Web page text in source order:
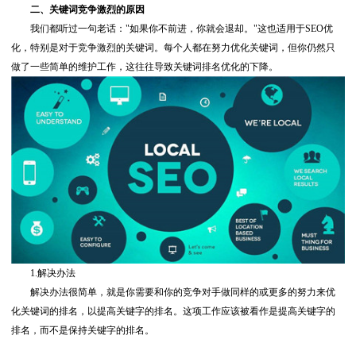
二、关键词竞争激烈的原因
我们都听过一句老话："如果你不前进，你就会退却。"这也适用于SEO优
化，特别是对于竞争激烈的关键词。每个人都在努力优化关键词，但你仍然只
做了一些简单的维护工作，这往往导致关键词排名优化的下降。
1.解决办法
解决办法很简单，就是你需要和你的竞争对手做同样的或更多的努力来优
化关键词的排名，以提高关键字的排名。这项工作应该被看作是提高关键字的
排名，而不是保持关键字的排名。